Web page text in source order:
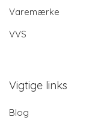
Varemærke
VVS
Vigtige links
Blog